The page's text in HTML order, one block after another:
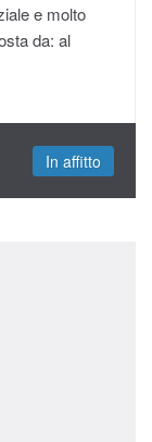
e molto
da: al
In affitto